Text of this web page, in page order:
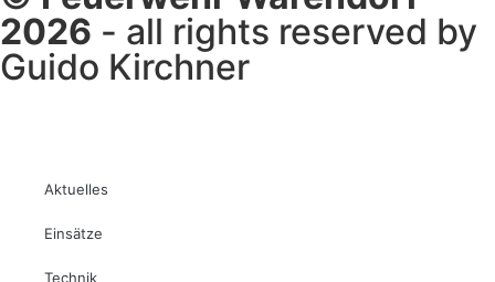
2026 - all rights reserved by
Guido Kirchner
Aktuelles
Einsätze
Technik